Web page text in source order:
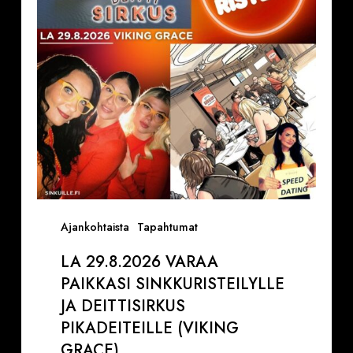
Ajankohtaista Tapahtumat
Deittisirkus
pikadeiteille
(Viking
Grace)
LA 29.8.2026 VARAA
PAIKKASI SINKKURISTEILYLLE
JA DEITTISIRKUS
PIKADEITEILLE (VIKING